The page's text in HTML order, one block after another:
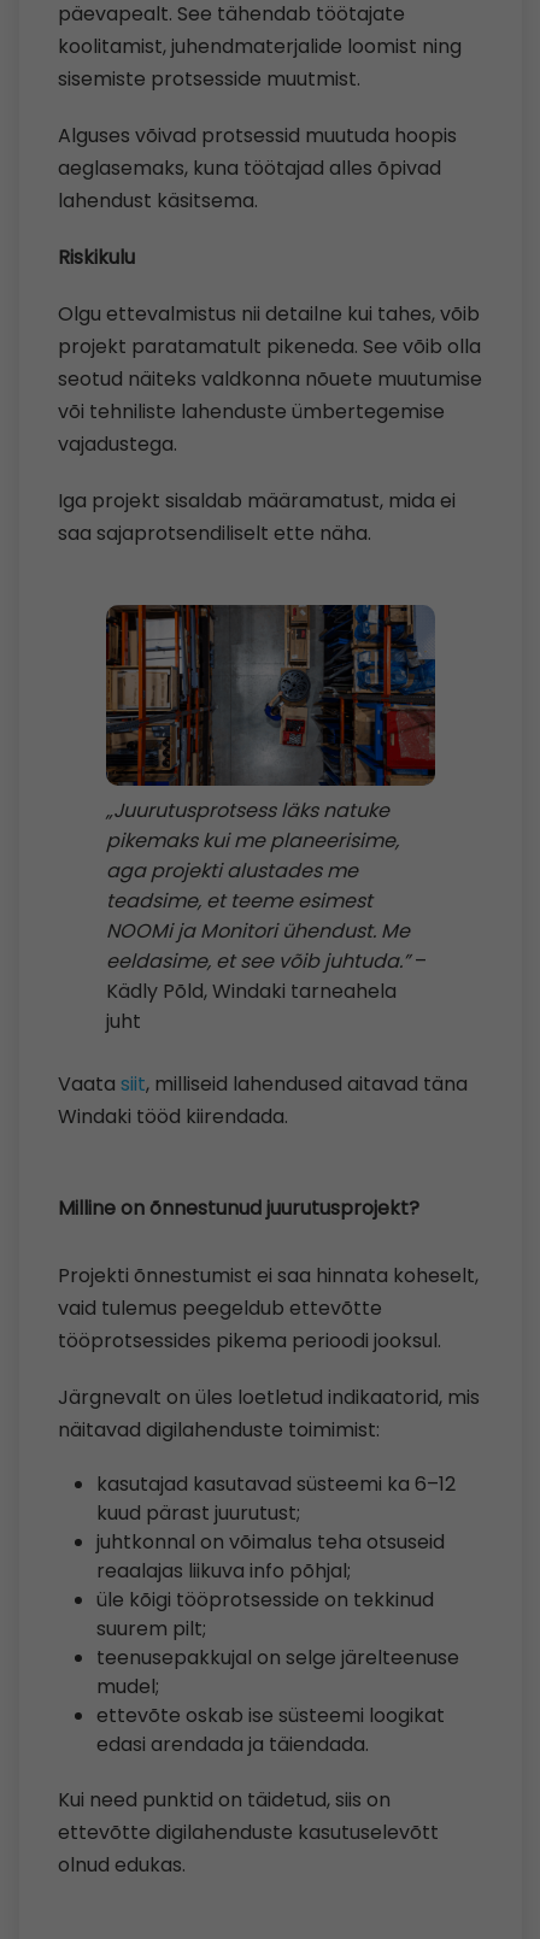
päevapealt. See tähendab töötajate
koolitamist, juhendmaterjalide loomist ning
sisemiste protsesside muutmist.
Alguses võivad protsessid muutuda hoopis
aeglasemaks, kuna töötajad alles õpivad
lahendust käsitsema.
Riskikulu
Olgu ettevalmistus nii detailne kui tahes, võib
projekt paratamatult pikeneda. See võib olla
seotud näiteks valdkonna nõuete muutumise
või tehniliste lahenduste ümbertegemise
vajadustega.
Iga projekt sisaldab määramatust, mida ei
saa sajaprotsendiliselt ette näha.
„Juurutusprotsess läks natuke
pikemaks kui me planeerisime,
aga projekti alustades me
teadsime, et teeme esimest
NOOMi ja Monitori ühendust. Me
eeldasime, et see võib juhtuda.”–
Kädly Põld, Windaki tarneahela
juht
Vaata siit, milliseid lahendused aitavad täna
Windaki tööd kiirendada.
Milline on õnnestunud juurutusprojekt?
Projekti õnnestumist ei saa hinnata koheselt,
vaid tulemus peegeldub ettevõtte
tööprotsessides pikema perioodi jooksul.
Järgnevalt on üles loetletud indikaatorid, mis
näitavad digilahenduste toimimist:
kasutajad kasutavad süsteemi ka 6–12
kuud pärast juurutust;
juhtkonnal on võimalus teha otsuseid
reaalajas liikuva info põhjal;
üle kõigi tööprotsesside on tekkinud
suurem pilt;
teenusepakkujal on selge järelteenuse
mudel;
ettevõte oskab ise süsteemi loogikat
edasi arendada ja täiendada.
Kui need punktid on täidetud, siis on
ettevõtte digilahenduste kasutuselevõtt
olnud edukas.